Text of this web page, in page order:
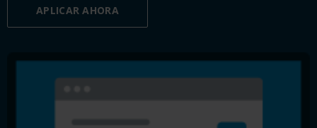
APLICAR AHORA